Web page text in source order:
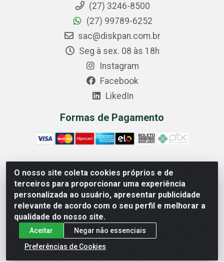
O nosso site coleta cookies próprios e de
terceiros para proporcionar uma experiência
personalizada ao usuário, apresentar publicidade
relevante de acordo com o seu perfil e melhorar a
qualidade do nosso site.
Aceitar
Negar não essenciais
Preferências de Cookies
(27) 3246-8500
(27) 99789-6252
sac@diskpan.com.br
Seg à sex. 08 às 18h
Instagram
Facebook
LikedIn
Formas de Pagamento
Comercial Diskpan Ltda - Av. Fernando Antonio, 1911 -
Sotelandia, Cariacica/ES - CEP 29140-669 - CNPJ
02.691.482/0001-07